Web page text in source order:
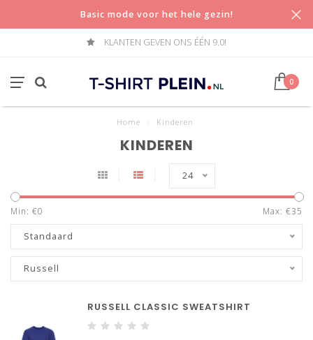
Basic mode voor het hele gezin!
KLANTEN GEVEN ONS ÉÉN 9.0!
0
Home Kinderen
KINDEREN
24
Min: €0 Max: €35
Standaard
Russell
RUSSELL CLASSIC SWEATSHIRT